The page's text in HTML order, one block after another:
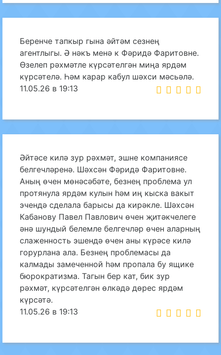
Беренче тапкыр гына әйтәм сезнең
агентлыгы. Ә нәкъ менә к Фәридә Фаритовне.
Өзелеп рәхмәтле күрсәтелгән миңа ярдәм
күрсәтелә. Һәм карар кабул шәхси мәсьәлә.
11.05.26 в 19:13
Әйтәсе килә зур рәхмәт, эшне компаниясе
белгечләренә. Шәхсән Фәридә Фаритовне.
Аның өчен мөнәсәбәте, безнең проблема ул
протянула ярдәм кулын һәм иң кыска вакыт
эчендә сделала барысы да кирәкле. Шәхсән
Кабанову Павел Павлович өчен җитәкчелеге
әнә шундый белемле белгечләр өчен аларның
слаженность эшендә өчен аны күрәсе килә
горурлана ала. Безнең проблемасы да
калмады замеченной һәм пропала бу ящике
бюрократизма. Тагын бер кат, бик зур
рәхмәт, күрсәтелгән өлкәдә дөрес ярдәм
күрсәтә.
11.05.26 в 19:13